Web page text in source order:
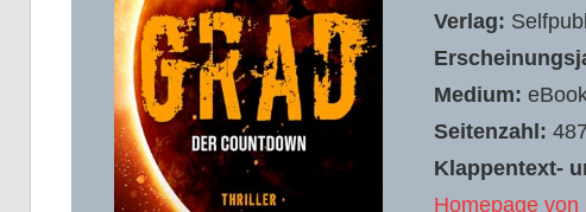
Verlag:
Medium:
Seitenzahl: 487
Klappentext-
Homepage